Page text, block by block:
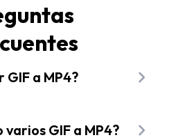
a MP4?
de video, importando o
GIF a MP4?